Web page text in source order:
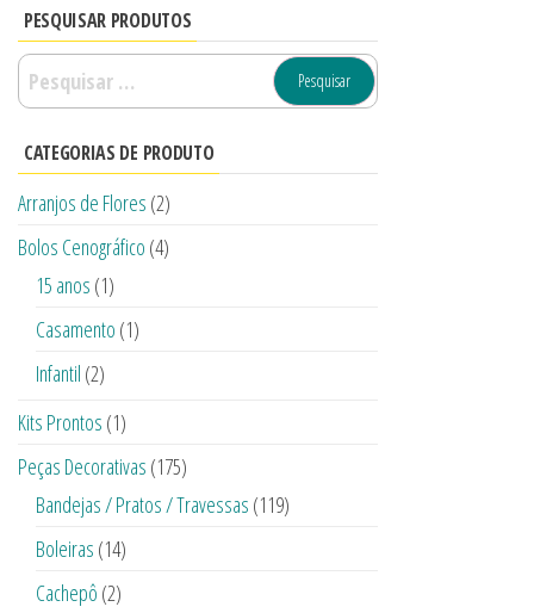
PESQUISAR PRODUTOS
CATEGORIAS DE PRODUTO
Arranjos de Flores (2)
Bolos Cenográfico (4)
15 anos (1)
Casamento (1)
Infantil (2)
Kits Prontos (1)
Peças Decorativas (175)
Bandejas / Pratos / Travessas (119)
Boleiras (14)
Cachepô (2)